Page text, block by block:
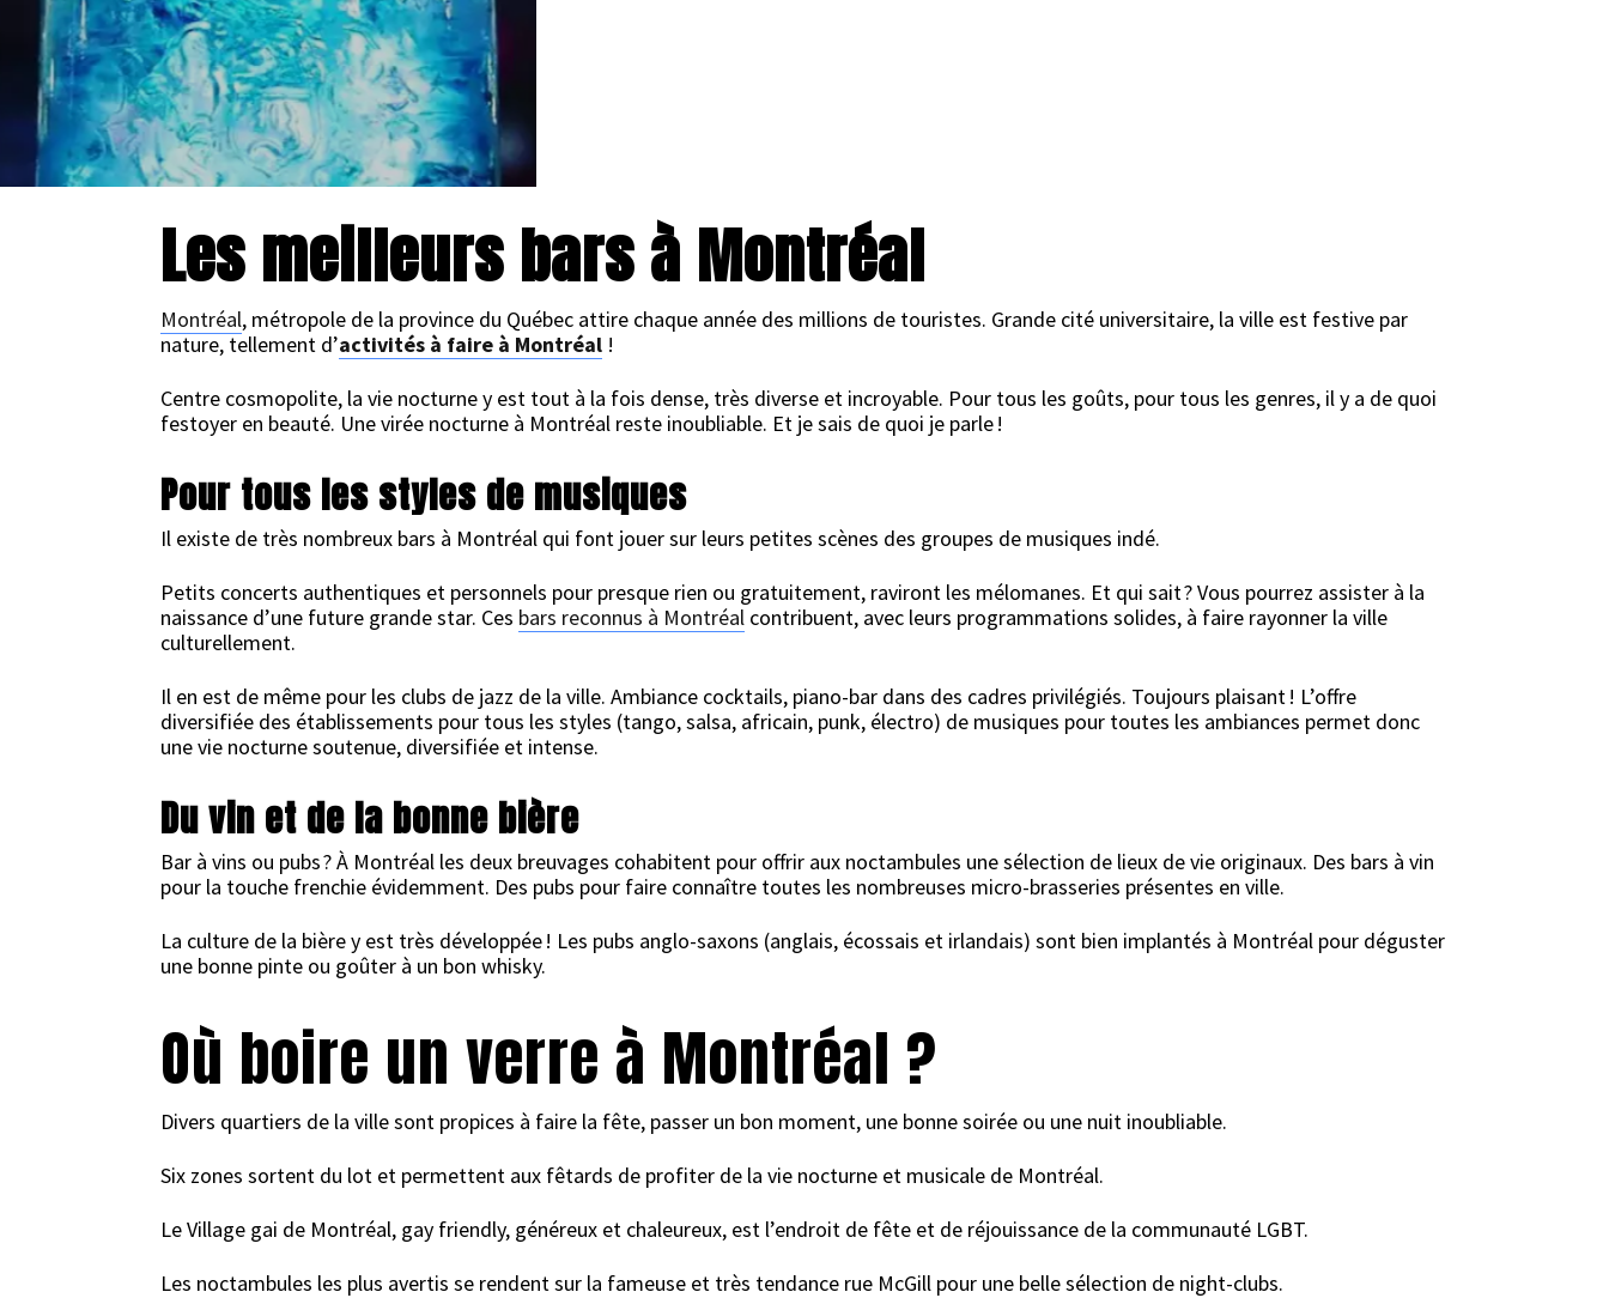
Les meilleurs bars à Montréal
Montréal, métropole de la province du Québec attire chaque année des millions de touristes. Grande cité universitaire, la ville est festive par
nature, tellement d’activités à faire à Montréal !
Centre cosmopolite, la vie nocturne y est tout à la fois dense, très diverse et incroyable. Pour tous les goûts, pour tous les genres, il y a de quoi
festoyer en beauté. Une virée nocturne à Montréal reste inoubliable. Et je sais de quoi je parle !
Pour tous les styles de musiques
Il existe de très nombreux bars à Montréal qui font jouer sur leurs petites scènes des groupes de musiques indé.
Petits concerts authentiques et personnels pour presque rien ou gratuitement, raviront les mélomanes. Et qui sait ? Vous pourrez assister à la
naissance d’une future grande star. Ces bars reconnus à Montréal contribuent, avec leurs programmations solides, à faire rayonner la ville
culturellement.
Il en est de même pour les clubs de jazz de la ville. Ambiance cocktails, piano-bar dans des cadres privilégiés. Toujours plaisant ! L’offre
diversifiée des établissements pour tous les styles (tango, salsa, africain, punk, électro) de musiques pour toutes les ambiances permet donc
une vie nocturne soutenue, diversifiée et intense.
Du vin et de la bonne bière
Bar à vins ou pubs ? À Montréal les deux breuvages cohabitent pour offrir aux noctambules une sélection de lieux de vie originaux. Des bars à vin
pour la touche frenchie évidemment. Des pubs pour faire connaître toutes les nombreuses micro-brasseries présentes en ville.
La culture de la bière y est très développée ! Les pubs anglo-saxons (anglais, écossais et irlandais) sont bien implantés à Montréal pour déguster
une bonne pinte ou goûter à un bon whisky.
Où boire un verre à Montréal ?
Divers quartiers de la ville sont propices à faire la fête, passer un bon moment, une bonne soirée ou une nuit inoubliable.
Six zones sortent du lot et permettent aux fêtards de profiter de la vie nocturne et musicale de Montréal.
Le Village gai de Montréal, gay friendly, généreux et chaleureux, est l’endroit de fête et de réjouissance de la communauté LGBT.
Les noctambules les plus avertis se rendent sur la fameuse et très tendance rue McGill pour une belle sélection de night-clubs.